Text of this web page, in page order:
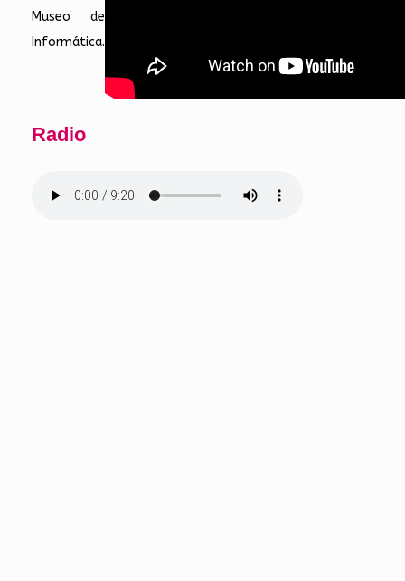
Museo de
Informática.
Radio